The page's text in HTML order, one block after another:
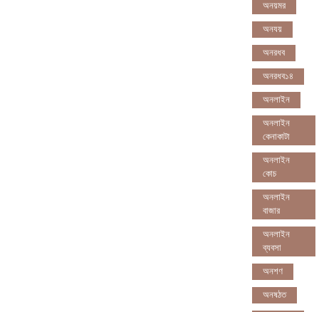
অনয়মর
অনযয়
অনরধব
অনরধব১৪
অনলাইন
অনলাইন
কেনাকাটা
অনলাইন
কোচ
অনলাইন
বাজার
অনলাইন
ব্যবসা
অনশণ
অনষঠত